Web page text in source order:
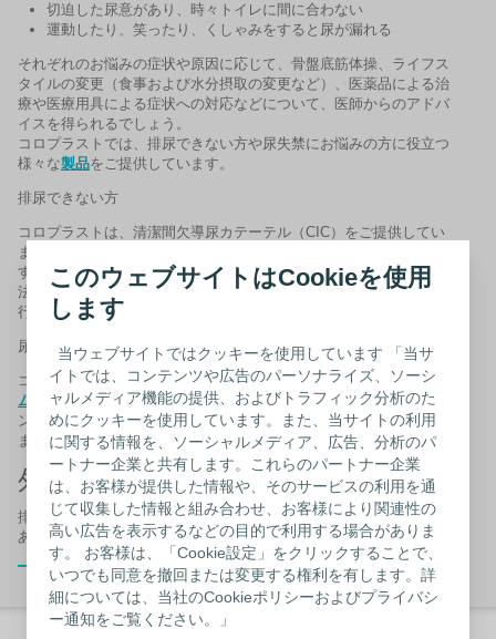
このウェブサイトはCookieを使用
します
当ウェブサイトではクッキーを使用しています 「当サ
イトでは、コンテンツや広告のパーソナライズ、ソーシ
ャルメディア機能の提供、およびトラフィック分析のた
めにクッキーを使用しています。また、当サイトの利用
に関する情報を、ソーシャルメディア、広告、分析のパ
ートナー企業と共有します。これらのパートナー企業
は、お客様が提供した情報や、そのサービスの利用を通
じて収集した情報と組み合わせ、お客様により関連性の
高い広告を表示するなどの目的で利用する場合がありま
す。 お客様は、「Cookie設定」をクリックすることで、
いつでも同意を撤回または変更する権利を有します。詳
細については、当社のCookieポリシーおよびプライバシ
ー通知をご覧ください。」
切迫した尿意があり、時々トイレに間に合わない
運動したり、笑ったり、くしゃみをすると尿が漏れる
それぞれのお悩みの症状や原因に応じて、骨盤底筋体操、ライフス
タイルの変更（食事および水分摂取の変更など）、医薬品による治
療や医療用具による症状への対応などについて、医師からのアドバ
イスを得られるでしょう。
コロプラストでは、排尿できない方や尿失禁にお悩みの方に役立つ
様々な製品をご提供しています。
排尿できない方
コロプラストは、 清潔間欠導尿カテーテル （CIC）をご提供してい
ます。
する方では、カテーテルによる自己導尿排尿は代表的な排尿管理方
法です。自己導尿カテーテルによる間欠導尿は医師の指示のもとに
行ってください。
尿失禁でお困りの男性の方
コロプラストでは、尿失禁のある男性の方向けに、様々な コンドー
ム型収尿器をご用意しています。
ペニスに直接装着して使用するコ
ンドーム型収尿器の先端を、脚に装着した蓄尿袋に接続し、蓄尿し
ます。
外科治療
排尿障害の原因によっては外科的治療が必要な場合や有効な場合が
あります。受診機関の医師とよくご相談ください。
閉じる